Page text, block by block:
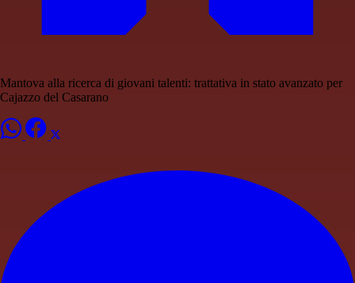
Mantova alla ricerca di giovani talenti: trattativa in stato avanzato per
Cajazzo del Casarano